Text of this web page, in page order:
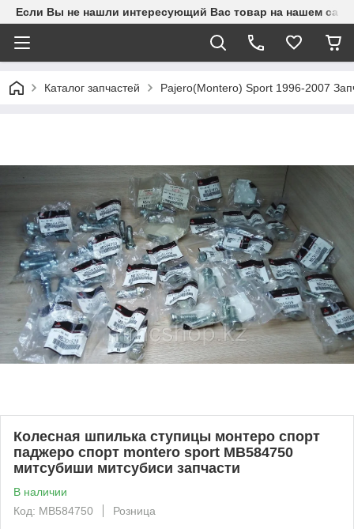
Если Вы не нашли интересующий Вас товар на нашем
Каталог запчастей Pajero(Montero) Sport 1996-2007
Колесная шпилька ступицы монтеро спорт
паджеро спорт montero sport MB584750
митсубиши митсубиси запчасти
В наличии
Код: MB584750
Розница